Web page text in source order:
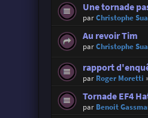
Une tornade
parChristophe
Au revoir Tim
parChristophe
rapport
par Roger Moretti »
Tornade EF4
par Benoit